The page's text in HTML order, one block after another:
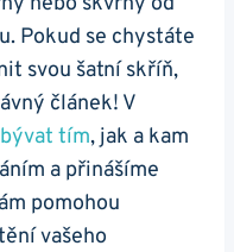
Pokud se chystáte
svou šatní skříň,
článek! V
tím, jak a kam
a přinášíme
pomohou
vašeho